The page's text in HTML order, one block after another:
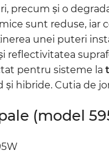
precum și o
sunt reduse,
unei puteri
reflectivitatea
pentru sisteme la
hibride. Cutia de
(model